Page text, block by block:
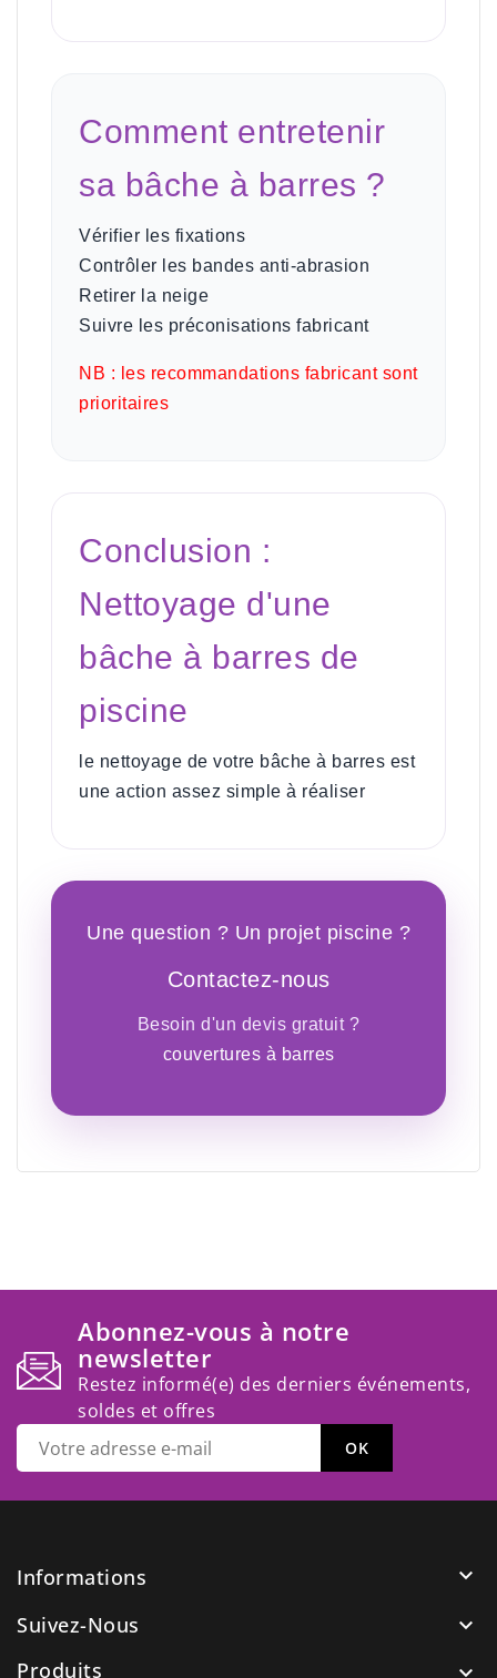
Comment entretenir
sa bâche à barres ?
Vérifier les fixations
Contrôler les bandes anti-abrasion
Retirer la neige
Suivre les préconisations fabricant
NB : les recommandations fabricant sont
prioritaires
Conclusion :
Nettoyage d'une
bâche à barres de
piscine
le nettoyage de votre bâche à barres est
une action assez simple à réaliser
Une question ? Un projet piscine ?
Contactez-nous
Besoin d'un devis gratuit ?
couvertures à barres
Abonnez-vous à notre
newsletter
Restez informé(e) des derniers événements,
soldes et offres
Informations

Suivez-Nous

Produits